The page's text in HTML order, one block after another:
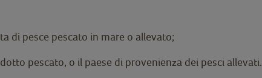
di pesce pescato in mare o allevato;
pescato, o il paese di provenienza dei pesci allevati.